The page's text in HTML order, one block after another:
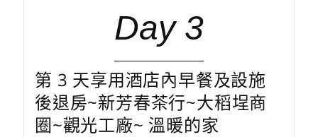
Day 3
第 3 天享用酒店內早餐及設施
後退房~新芳春茶行~大稻埕商
圈~觀光工廠~ 溫暖的家